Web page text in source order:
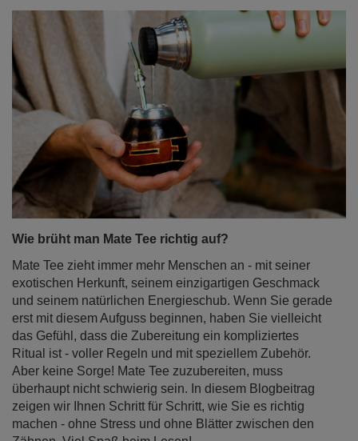
Wie brüht man Mate Tee richtig auf?
Mate Tee zieht immer mehr Menschen an - mit seiner
exotischen Herkunft, seinem einzigartigen Geschmack
erst mit diesem Aufguss beginnen, haben Sie vielleicht
das Gefühl, dass die Zubereitung ein kompliziertes
Ritual ist - voller Regeln und mit speziellem Zubehör.
Aber keine Sorge! Mate Tee zuzubereiten, muss
überhaupt nicht schwierig sein. In diesem Blogbeitrag
zeigen wir Ihnen Schritt für Schritt, wie Sie es richtig
machen - ohne Stress und ohne Blätter zwischen den
Zähnen. Viel Spaß beim Lesen!
Weiterlesen